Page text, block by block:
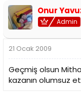
Onur
Admin
21 Ocak 2009
Geçmiş olsun
kazanın olumsuz